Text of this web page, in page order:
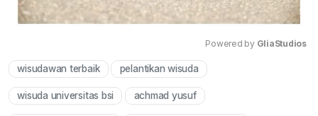
Powered by GliaStudios
wisudawan terbaik pelantikan wisuda
wisuda universitas bsi achmad yusuf